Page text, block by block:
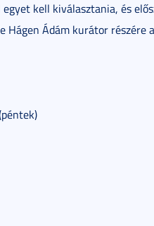
kell kiválasztania, és
Hágen Ádám kurátor részére a